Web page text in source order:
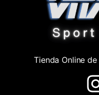
Tienda Online